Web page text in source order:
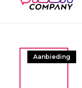
Aanbieding